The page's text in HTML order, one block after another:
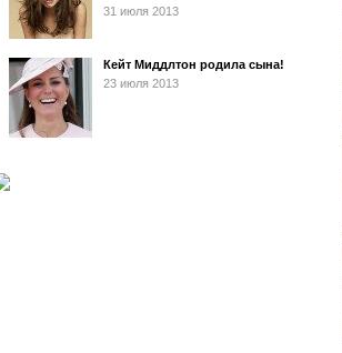
31 июля 2013
Кейт Миддлтон родила сына!
23 июля 2013